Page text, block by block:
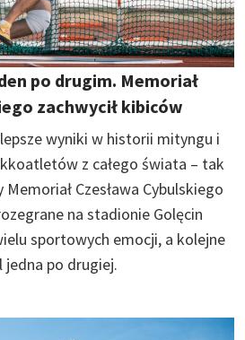
po drugim. Memoriał
zachwycił kibiców
wyniki w historii mityngu i
z całego świata – tak
Czesława Cybulskiego
na stadionie Golęcin
sportowych emocji, a kolejne
jedna po drugiej.